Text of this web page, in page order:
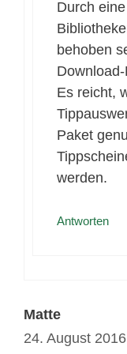
Durch
behoben
Es reicht,
Paket
werden.
Antworten
Matte
24. August